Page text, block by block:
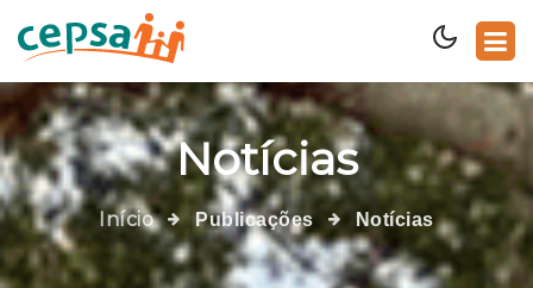
Notícias
Início Publicações Notícias